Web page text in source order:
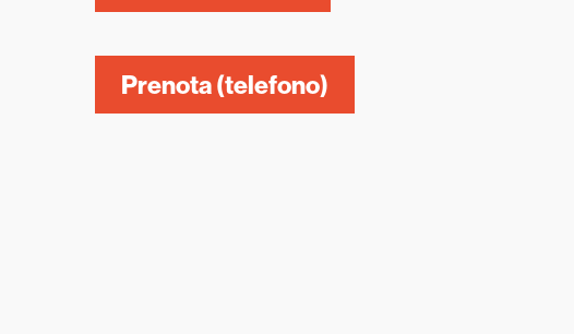
Prenota (telefono)